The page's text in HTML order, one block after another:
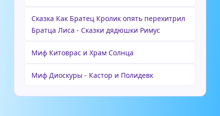
Сказка Как Братец Кролик опять перехитрил
Братца Лиса - Сказки дядюшки Римус
Миф Китоврас и Храм Солнца
Миф Диоскуры - Кастор и Полидевк